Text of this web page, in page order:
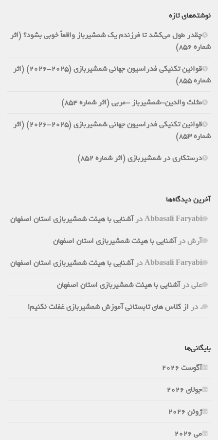
نوشته‌های تازه
چقدر طول می‌کشد تا فرزندم یک شمشیرباز واقعاً خوبی بشود؟ (اثر
شماره 856)
قوانین تکنیکی فدراسیون جهانی شمشیربازی (2025-2026) (اثر
شماره 855)
مثلث والدین-شمشیرباز -مربی (اثر شماره 854)
قوانین تکنیکی فدراسیون جهانی شمشیربازی (2025-2026) (اثر
شماره 853)
درستکاری در شمشیربازی (اثر شماره 852)
آخرین دیدگاه‌ها
Abbasali Faryabiدرآشنایی با هیئت شمشیربازی استان اصفهان
آرشدرآشنایی با هیئت شمشیربازی استان اصفهان
Abbasali Faryabiدرآشنایی با هیئت شمشیربازی استان اصفهان
علیدرآشنایی با هیئت شمشیربازی استان اصفهان
.دراز کلاس های تابستانی آموزش شمشیربازی غفلت نکنیم!
بایگانی‌ها
آگوست 2026
جولای 2026
ژوئن 2026
می 2026